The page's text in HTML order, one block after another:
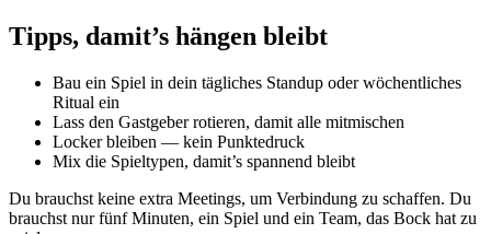
Tipps, damit’s hängen bleibt
Bau ein Spiel in dein tägliches Standup oder wöchentliches
Ritual ein
Lass den Gastgeber rotieren, damit alle mitmischen
Locker bleiben — kein Punktedruck
Mix die Spieltypen, damit’s spannend bleibt
Du brauchst keine extra Meetings, um Verbindung zu schaffen. Du
brauchst nur fünf Minuten, ein Spiel und ein Team, das Bock hat zu